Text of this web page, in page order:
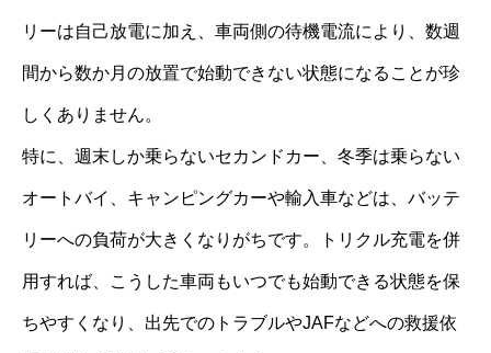
リーは自己放電に加え、車両側の待機電流により、数週
間から数か月の放置で始動できない状態になることが珍
しくありません。
特に、週末しか乗らないセカンドカー、冬季は乗らない
オートバイ、キャンピングカーや輸入車などは、バッテ
リーへの負荷が大きくなりがちです。トリクル充電を併
用すれば、こうした車両もいつでも始動できる状態を保
ちやすくなり、出先でのトラブルやJAFなどへの救援依